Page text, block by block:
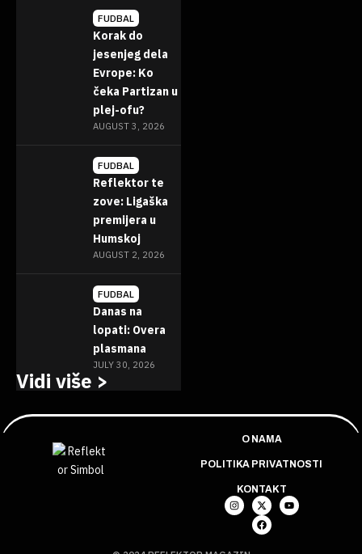
FUDBAL
Korak do
jesenjeg dela
Evrope: Ko
čeka Partizan u
plej-ofu?
AUGUST 3, 2026
FUDBAL
Reflektor te
zove: Ligaška
premijera u
Humskoj
AUGUST 2, 2026
FUDBAL
Danas na
lopati: Overa
plasmana
JULY 30, 2026
Vidi više >
O NAMA
POLITIKA PRIVATNOSTI
KONTAKT